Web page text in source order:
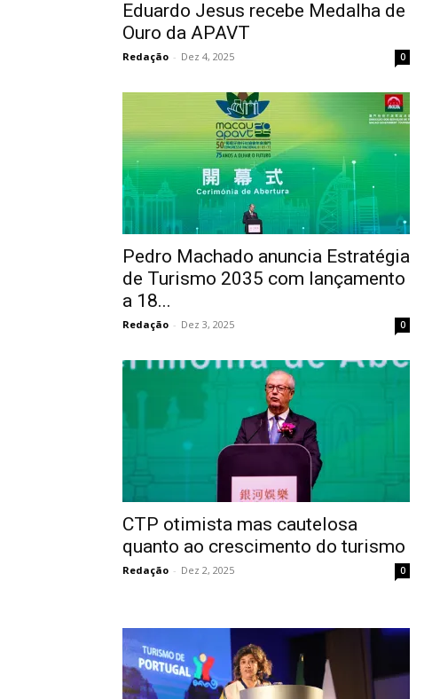
Eduardo Jesus recebe Medalha de
Ouro da APAVT
Redação - Dez 4, 2025 0
Pedro Machado anuncia Estratégia
de Turismo 2035 com lançamento
a 18...
Redação - Dez 3, 2025 0
CTP otimista mas cautelosa
quanto ao crescimento do turismo
Redação - Dez 2, 2025 0